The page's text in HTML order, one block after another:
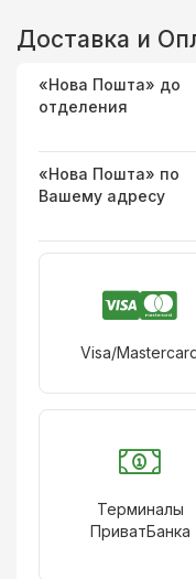
Доставка и
«Нова Пошта» до
отделения
«Нова Пошта» по
Вашему адресу
Visa/
Терминалы
ПриватБанка